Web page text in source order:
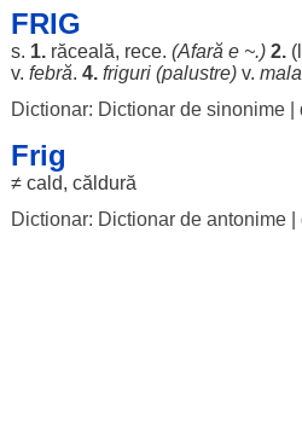
FRIG
s. 1. răceală, rece. (Afară e ~.) 2.
v. febră. 4. friguri(palustre)v.
Dictionar: Dictionar de sinonime|
Frig
≠ cald, căldură
Dictionar: Dictionar de antonime|